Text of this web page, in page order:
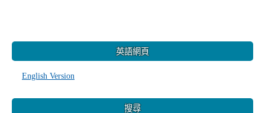
英語網頁
English Version
搜尋